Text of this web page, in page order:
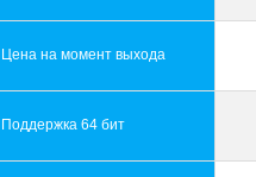
Цена на момент выхода
Поддержка 64 бит